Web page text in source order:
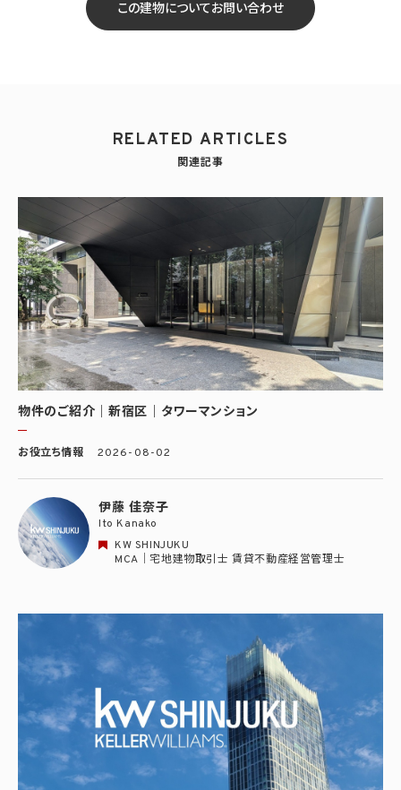
この建物についてお問い合わせ
RELATED ARTICLES
関連記事
物件のご紹介｜新宿区｜タワーマンション
お役立ち情報 2026-08-02
伊藤 佳奈子
Ito Kanako
KW SHINJUKU
MCA｜宅地建物取引士 賃貸不動産経営管理士